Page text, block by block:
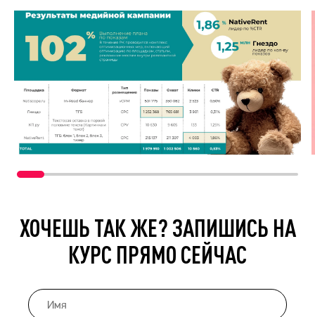
ХОЧЕШЬ ТАК ЖЕ? ЗАПИШИСЬ НА
КУРС ПРЯМО СЕЙЧАС